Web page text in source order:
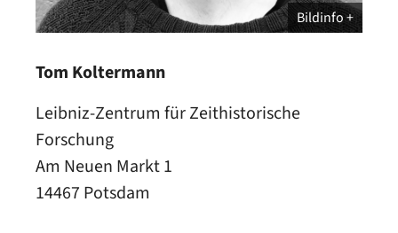
Bildinfo
Tom Koltermann
Leibniz-Zentrum für Zeithistorische
Forschung
Am Neuen Markt 1
14467 Potsdam